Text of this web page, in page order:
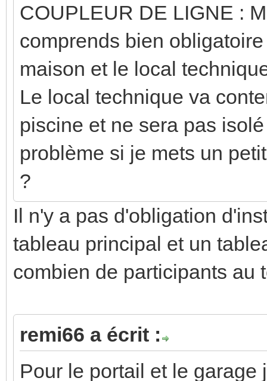
COUPLEUR DE LIGNE :
comprends bien
maison et le local
Le local technique va
piscine et ne sera pas
problème si je mets un
?
Il n'y a pas d'obligation
tableau principal et un
combien de participants au
remi66 a écrit :
Pour le portail et le